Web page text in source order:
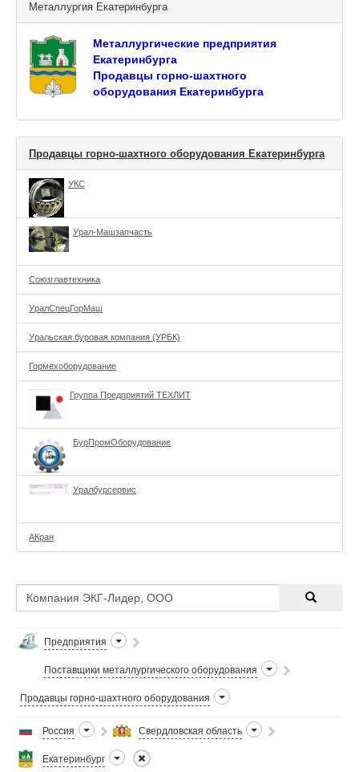
Металлургия Екатеринбурга
Металлургические предприятия
Екатеринбурга
Продавцы горно-шахтного
оборудования Екатеринбурга
Продавцы горно-шахтного оборудования Екатеринбурга
УКС
Урал-Машзапчасть
Союзглавтехника
УралСпецГорМаш
Уральская буровая компания (УРБК)
Гормехоборудование
Группа Предприятий ТЕХЛИТ
БурПромОборудование
Уралбурсервис
АКран
Предприятия
Поставщики металлургического оборудования
Продавцы горно-шахтного оборудования
Россия Свердловская область
Екатеринбург